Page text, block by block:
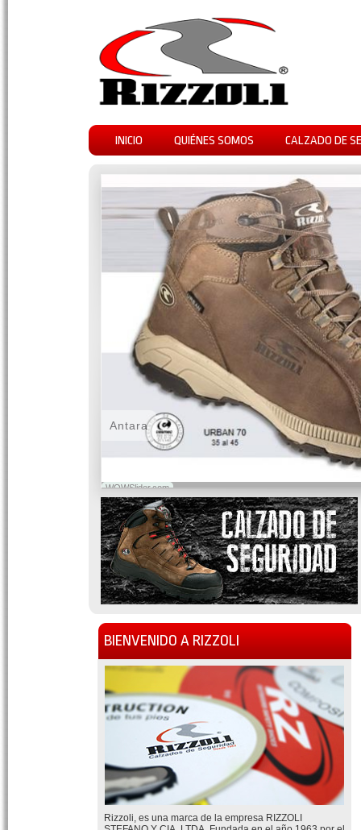
INICIO QUIÉNES SOMOS CALZADO DE
WOWSlider.com
Antara
BIENVENIDO A RIZZOLI
Rizzoli, es una marca de la empresa RIZZOLI